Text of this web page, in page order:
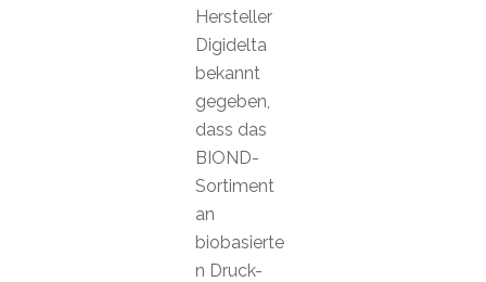
Hersteller
Digidelta
bekannt
gegeben,
dass das
BIOND-
Sortiment
an
biobasierte
n Druck-